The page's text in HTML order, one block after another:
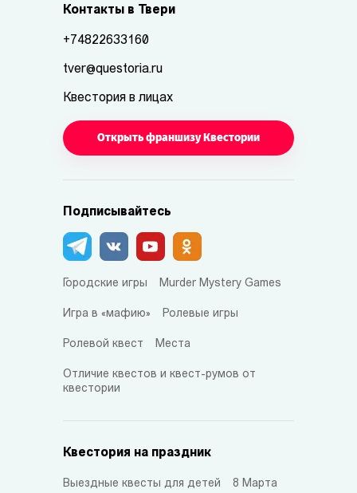
Контакты в Твери
+74822633160
tver@questoria.ru
Квестория в лицах
Открыть франшизу Квестории
Подписывайтесь
Городские игры Murder Mystery Games
Игра в «мафию» Ролевые игры
Ролевой квест Места
Отличие квестов и квест-румов от
квестории
Квестория на праздник
Выездные квесты для детей 8 Марта